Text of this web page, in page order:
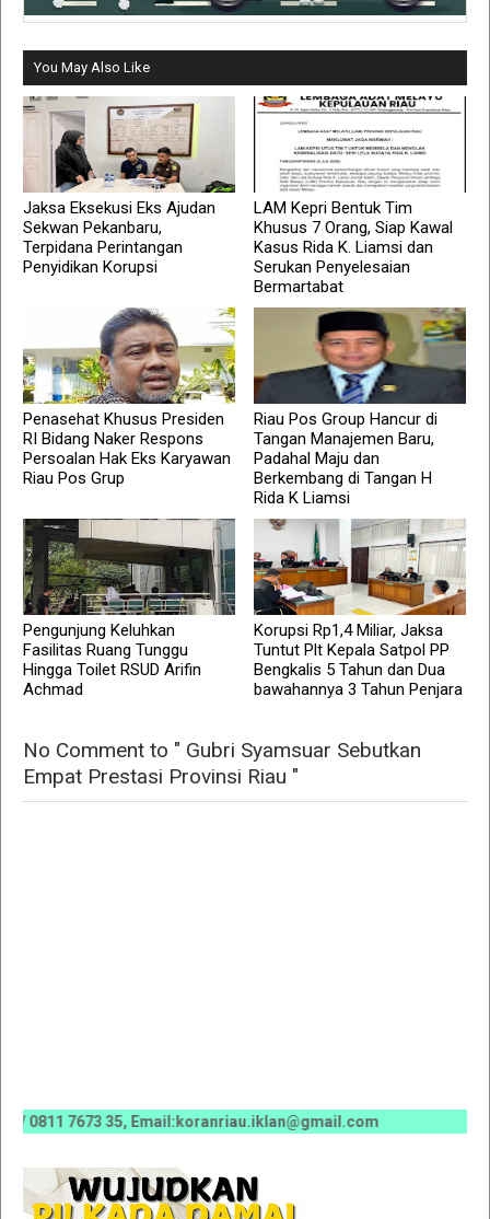
You May Also Like
Jaksa Eksekusi Eks Ajudan
Sekwan Pekanbaru,
Terpidana Perintangan
Penyidikan Korupsi
LAM Kepri Bentuk Tim
Khusus 7 Orang, Siap Kawal
Kasus Rida K. Liamsi dan
Serukan Penyelesaian
Bermartabat
Penasehat Khusus Presiden
RI Bidang Naker Respons
Persoalan Hak Eks Karyawan
Riau Pos Grup
Riau Pos Group Hancur di
Tangan Manajemen Baru,
Padahal Maju dan
Berkembang di Tangan H
Rida K Liamsi
Pengunjung Keluhkan
Fasilitas Ruang Tunggu
Hingga Toilet RSUD Arifin
Achmad
Korupsi Rp1,4 Miliar, Jaksa
Tuntut Plt Kepala Satpol PP
Bengkalis 5 Tahun dan Dua
bawahannya 3 Tahun Penjara
No Comment to " Gubri Syamsuar Sebutkan
Empat Prestasi Provinsi Riau "
0811 7673 35, Email:koranriau.iklan@gmail.com